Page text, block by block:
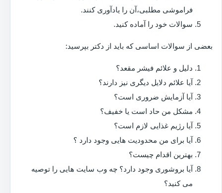
فراموشی مطلبی،آن را یادآوری کنند.
سوالات خود را آماده کنید.
بعضی از سوالات اساسی که باید از دکتر بپرسید:
دلیل و علائم فیشر مقعد؟
آیا علائم دلایل دیگری نیز دارند؟
آیا آزمایش ضروری است؟
مشکل من حاد است یا خفیف؟
آیا رژیم غذایی لازم است؟
آیا برای من محدودیت هایی وجود دارد ؟
بهترین اقدام چیست؟
آیا بروشوری وجود دارد؟ چه وب سایت هایی را توصیه
می کنید؟